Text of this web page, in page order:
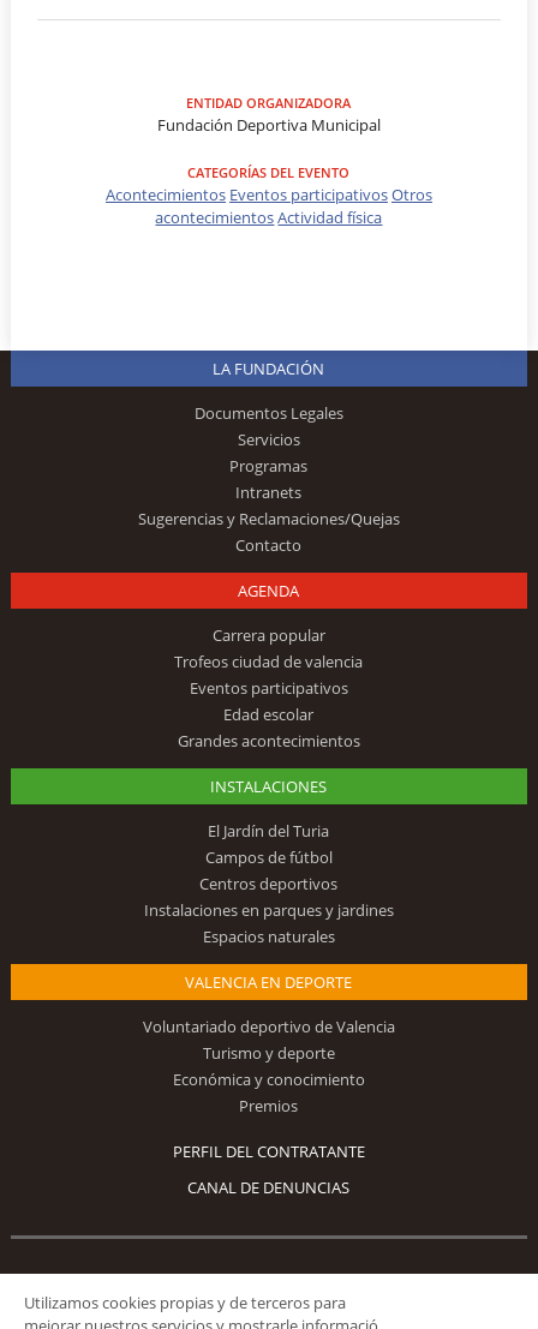
ENTIDAD ORGANIZADORA
Fundación Deportiva Municipal
CATEGORÍAS DEL EVENTO
Acontecimientos Eventos participativosOtros
acontecimientosActividad física
LA FUNDACIÓN
Documentos Legales
Servicios
Programas
Intranets
Sugerencias y Reclamaciones/Quejas
Contacto
AGENDA
Carrera popular
Trofeos ciudad de valencia
Eventos participativos
Edad escolar
Grandes acontecimientos
INSTALACIONES
El Jardín del Turia
Campos de fútbol
Centros deportivos
Instalaciones en parques y jardines
Espacios naturales
VALENCIA EN DEPORTE
Voluntariado deportivo de Valencia
Turismo y deporte
Económica y conocimiento
Premios
PERFIL DEL CONTRATANTE
CANAL DE DENUNCIAS
Síguenos
Utilizamos cookies propias y de terceros para